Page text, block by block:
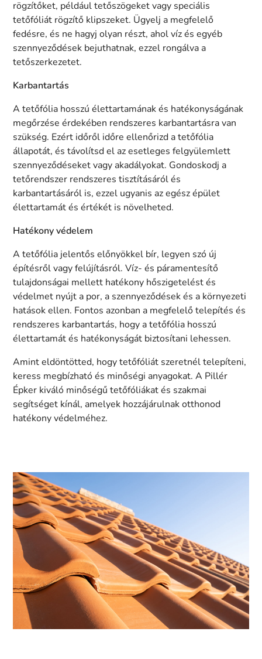
rögzítőket, például tetőszögeket vagy speciális
tetőfóliát rögzítő klipszeket. Ügyelj a megfelelő
fedésre, és ne hagyj olyan részt, ahol víz és egyéb
szennyeződések bejuthatnak, ezzel rongálva a
tetőszerkezetet.
Karbantartás
A tetőfólia hosszú élettartamának és hatékonyságának
megőrzése érdekében rendszeres karbantartásra van
szükség. Ezért időről időre ellenőrizd a tetőfólia
állapotát, és távolítsd el az esetleges felgyülemlett
szennyeződéseket vagy akadályokat. Gondoskodj a
tetőrendszer rendszeres tisztításáról és
karbantartásáról is, ezzel ugyanis az egész épület
élettartamát és értékét is növelheted.
Hatékony védelem
A tetőfólia jelentős előnyökkel bír, legyen szó új
építésről vagy felújításról. Víz- és páramentesítő
tulajdonságai mellett hatékony hőszigetelést és
védelmet nyújt a por, a szennyeződések és a környezeti
hatások ellen. Fontos azonban a megfelelő telepítés és
rendszeres karbantartás, hogy a tetőfólia hosszú
élettartamát és hatékonyságát biztosítani lehessen.
Amint eldöntötted, hogy tetőfóliát szeretnél telepíteni,
keress megbízható és minőségi anyagokat. A Pillér
Épker kiváló minőségű tetőfóliákat és szakmai
segítséget kínál, amelyek hozzájárulnak otthonod
hatékony védelméhez.